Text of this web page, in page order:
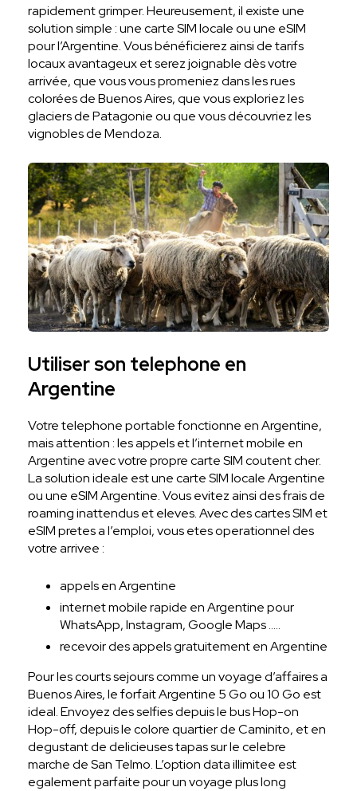
rapidement grimper. Heureusement, il existe une
solution simple : une carte SIM locale ou une eSIM
pour l’Argentine. Vous bénéficierez ainsi de tarifs
locaux avantageux et serez joignable dès votre
arrivée, que vous vous promeniez dans les rues
colorées de Buenos Aires, que vous exploriez les
glaciers de Patagonie ou que vous découvriez les
vignobles de Mendoza.
Utiliser son telephone en
Argentine
Votre telephone portable fonctionne en Argentine,
mais attention : les appels et l’internet mobile en
Argentine avec votre propre carte SIM coutent cher.
La solution ideale est une carte SIM locale Argentine
ou une eSIM Argentine. Vous evitez ainsi des frais de
roaming inattendus et eleves. Avec des cartes SIM et
eSIM pretes a l’emploi, vous etes operationnel des
votre arrivee :
appels en Argentine
internet mobile rapide en Argentine pour
WhatsApp, Instagram, Google Maps …..
recevoir des appels gratuitement en Argentine
Pour les courts sejours comme un voyage d’affaires a
Buenos Aires, le forfait Argentine 5 Go ou 10 Go est
ideal. Envoyez des selfies depuis le bus Hop-on
Hop-off, depuis le colore quartier de Caminito, et en
degustant de delicieuses tapas sur le celebre
marche de San Telmo. L’option data illimitee est
egalement parfaite pour un voyage plus long